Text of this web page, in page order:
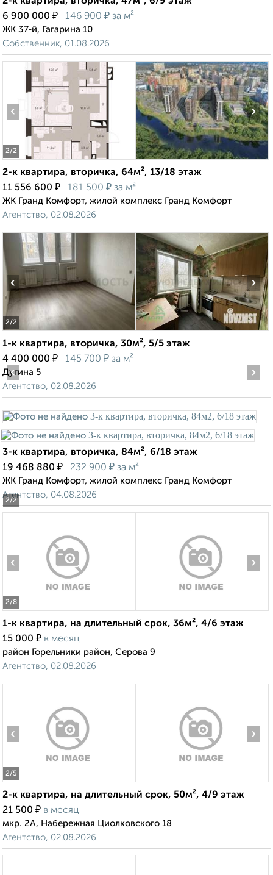
6 900 000 ₽ 146 900 ₽ за м²
ЖК 37-й, Гагарина 10
Собственник, 01.08.2026
2/2
‹ ›
2-к квартира, вторичка, 64м², 13/18 этаж
11 556 600 ₽ 181 500 ₽ за м²
ЖК Гранд Комфорт, жилой комплекс Гранд Комфорт
Агентство, 02.08.2026
2/2
‹ ›
1-к квартира, вторичка, 30м², 5/5 этаж
4 400 000 ₽ 145 700 ₽ за м²
Дугина 5
Агентство, 02.08.2026
2/2
‹ ›
3-к квартира, вторичка, 84м², 6/18 этаж
19 468 880 ₽ 232 900 ₽ за м²
ЖК Гранд Комфорт, жилой комплекс Гранд Комфорт
Агентство, 04.08.2026
2/8
‹ ›
1-к квартира, на длительный срок, 36м², 4/6 этаж
15 000 ₽ в месяц
район Горельники район, Серова 9
Агентство, 02.08.2026
2/5
‹ ›
2-к квартира, на длительный срок, 50м², 4/9 этаж
21 500 ₽ в месяц
мкр. 2А, Набережная Циолковского 18
Агентство, 02.08.2026